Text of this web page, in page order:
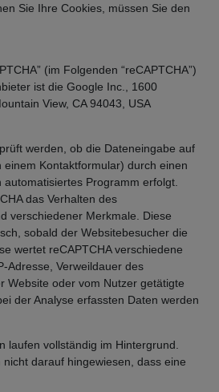
Sie Ihre Cookies, müssen Sie den
(im Folgenden “reCAPTCHA”)
ist die Google Inc., 1600
View, CA 94043, USA
werden, ob die Dateneingabe auf
einem Kontaktformular) durch einen
Programm erfolgt.
das Verhalten des
verschiedener Merkmale. Diese
sobald der Websitebesucher die
wertet reCAPTCHA verschiedene
Adresse, Verweildauer des
Website oder vom Nutzer getätigte
der Analyse erfassten Daten werden
laufen vollständig im Hintergrund.
darauf hingewiesen, dass eine